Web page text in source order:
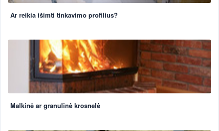
Ar reikia išimti tinkavimo profilius?
Malkinė ar granulinė krosnelė